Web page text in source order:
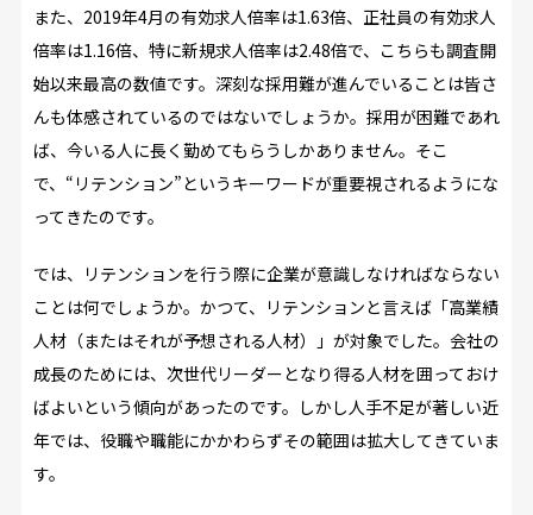
また、2019年4月の有効求人倍率は1.63倍、正社員の有効求人
倍率は1.16倍、特に新規求人倍率は2.48倍で、こちらも調査開
始以来最高の数値です。深刻な採用難が進んでいることは皆さ
んも体感されているのではないでしょうか。採用が困難であれ
ば、今いる人に長く勤めてもらうしかありません。そこ
で、“リテンション”というキーワードが重要視されるようにな
ってきたのです。
では、リテンションを行う際に企業が意識しなければならない
ことは何でしょうか。かつて、リテンションと言えば「高業績
人材（またはそれが予想される人材）」が対象でした。会社の
成長のためには、次世代リーダーとなり得る人材を囲っておけ
ばよいという傾向があったのです。しかし人手不足が著しい近
年では、役職や職能にかかわらずその範囲は拡大してきていま
す。